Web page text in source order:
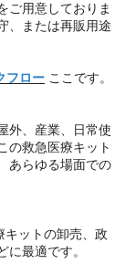
ご用意しておりま
、または再販用途
フロー ここです。
外、産業、日常使
の救急医療キット
あらゆる場面での
ットの卸売、政
最適です。